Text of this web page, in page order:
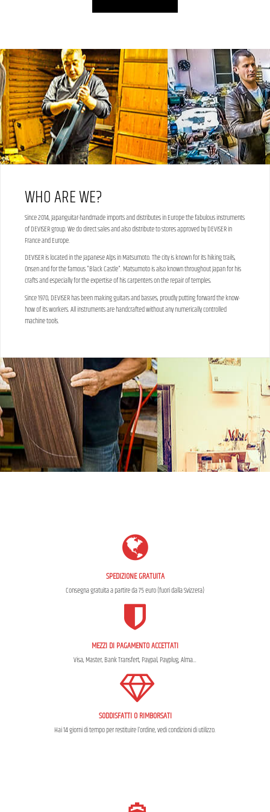
WHO ARE WE?
Since 2014, Japanguitar-handmade imports and distributes in Europe the fabulous instruments
of DEVISER group. We do direct sales and also distribute to stores approved by DEVISER in
France and Europe.
DEVISER is located in the Japanese Alps in Matsumoto. The city is known for its hiking trails,
Onsen and for the famous "Black Castle". Matsumoto is also known throughout Japan for his
crafts and especially for the expertise of his carpenters on the repair of temples.
Since 1970, DEVISER has been making guitars and basses, proudly putting forward the know-
how of its workers. All instruments are handcrafted without any numerically controlled
machine tools.
SPEDIZIONE GRATUITA
Consegna gratuita a partire da 75 euro (fuori dalla Svizzera)
MEZZI DI PAGAMENTO ACCETTATI
Visa, Master, Bank Transfert, Paypal, Payplug, Alma...
SODDISFATTI O RIMBORSATI
Hai 14 giorni di tempo per restituire l'ordine, vedi condizioni di utilizzo.